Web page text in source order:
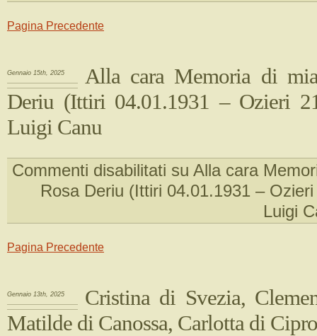
Pagina Precedente
Gennaio 15th, 2025
Alla cara Memoria di
Deriu (Ittiri 04.01.1931 – Ozieri
Luigi Canu
Commenti disabilitati su Alla cara
Rosa Deriu (Ittiri 04.01.1931 –
Luigi
Pagina Precedente
Gennaio 13th, 2025
Cristina di Svezia,
Matilde di Canossa, Carlotta di Cipro